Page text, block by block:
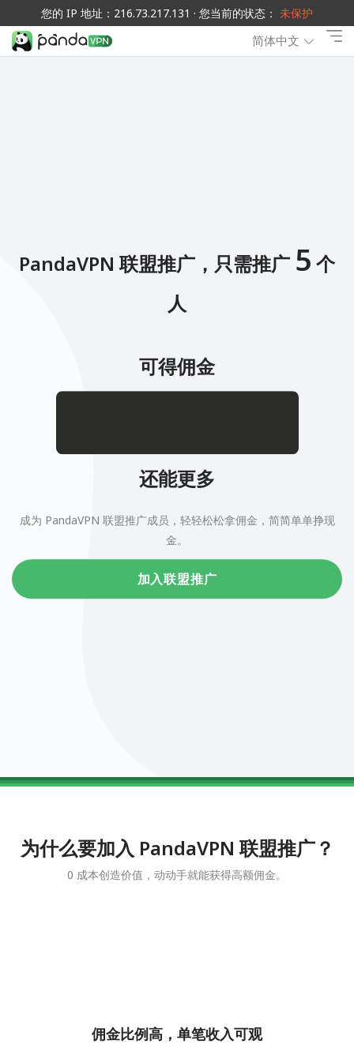
您的 IP 地址：216.73.217.131 · 您当前的状态： 未保护
简体中文
PandaVPN 联盟推广，只需推广 5 个
人
可得佣金
012345678901234567890123456789.01234567890123456789
还能更多
成为 PandaVPN 联盟推广成员，轻轻松松拿佣金，简简单单挣现
金。
加入联盟推广
为什么要加入 PandaVPN 联盟推广？
0 成本创造价值，动动手就能获得高额佣金。
佣金比例高，单笔收入可观